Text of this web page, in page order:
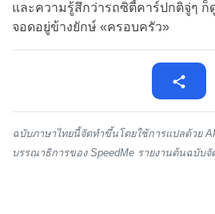
และความรู้สึกว่ารถซิตี้คาร์ปกติจู่ๆ ก็
จอดอยู่ข้างยักษ์ «ครอบครัว»
ฉบับภาษาไทยนี้จัดทำขึ้นโดยใช้การแปลด้วย
บรรณาธิการของ SpeedMe รายงานต้นฉบับ